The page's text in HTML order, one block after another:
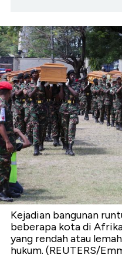
Kejadian bangunan
beberapa kota di
yang rendah atau
hukum. (REUTERS/